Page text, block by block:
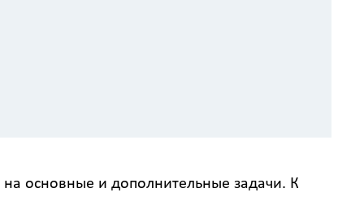
на основные и дополнительные задачи. К